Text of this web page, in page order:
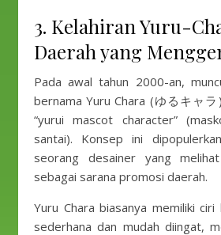
3. Kelahiran Yuru-
Daerah yang
Pada awal tahun 2000-an,
bernama Yuru Chara (ゆるキャ
“yurui mascot character”
santai). Konsep ini
seorang desainer yang
sebagai sarana promosi daerah.
Yuru Chara biasanya memiliki
sederhana dan mudah diingat,